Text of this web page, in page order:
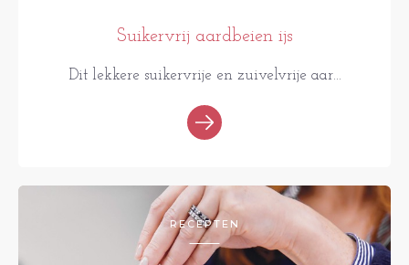
Suikervrij aardbeien ijs
Dit lekkere suikervrije en zuivelvrije aar...
RECEPTEN